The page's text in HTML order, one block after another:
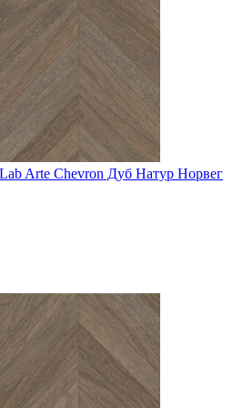
Arte Chevron Дуб Натур Норвег